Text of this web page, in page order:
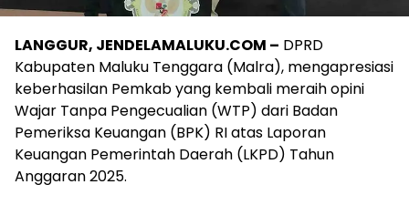
LANGGUR, JENDELAMALUKU.COM – DPRD
Kabupaten Maluku Tenggara (Malra), mengapresiasi
keberhasilan Pemkab yang kembali meraih opini
Wajar Tanpa Pengecualian (WTP) dari Badan
Pemeriksa Keuangan (BPK) RI atas Laporan
Keuangan Pemerintah Daerah (LKPD) Tahun
Anggaran 2025.